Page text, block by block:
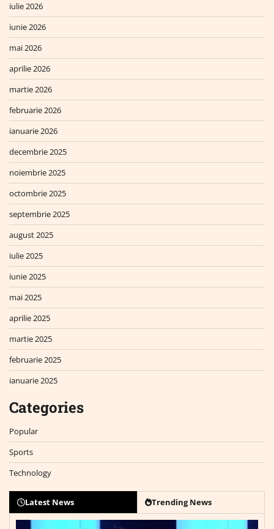
iulie 2026
iunie 2026
mai 2026
aprilie 2026
martie 2026
februarie 2026
ianuarie 2026
decembrie 2025
noiembrie 2025
octombrie 2025
septembrie 2025
august 2025
iulie 2025
iunie 2025
mai 2025
aprilie 2025
martie 2025
februarie 2025
ianuarie 2025
Categories
Popular
Sports
Technology
Latest News Trending News